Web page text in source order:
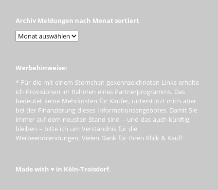
Archiv Meldungen nach Monat sortiert
Werbehinweise:
* Für die mit einem Sternchen gekennzeichneten Links erhalte
ich Provisionen im Rahmen eines Partnerprogramms. Das
bedeutet keine Mehrkosten für Käufer, unterstützt mich aber
bei der Finanzierung dieses Informationsangebotes. Damit Sie
immer auf dem neusten Stand sind – und das auch künftig
bleiben – bitte ich um Verständnis für die
Werbeeinblendungen. Vielen Dank für Ihren Klick & Kauf!
Made with ♥ in Köln-Troisdorf.